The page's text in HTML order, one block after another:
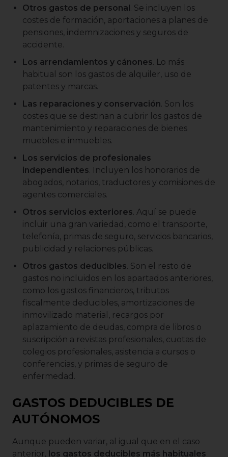
Otros gastos de personal. Se incluyen los
costes de formación, aportaciones a planes de
pensiones, indemnizaciones y seguros de
accidente.
Los arrendamientos y cánones. Lo más
habitual son los gastos de alquiler, uso de
patentes y marcas.
Las reparaciones y conservación. Son los
costes que se destinan a cubrir los gastos de
mantenimiento y reparaciones de bienes
muebles e inmuebles.
Los servicios de profesionales
independientes. Incluyen los honorarios de
abogados, notarios, traductores y comisiones de
agentes comerciales.
Otros servicios exteriores. Aquí se puede
incluir una gran variedad, como el transporte,
telefonía, primas de seguro, servicios bancarios,
publicidad y relaciones públicas.
Otros gastos deducibles. Son el resto de
gastos no incluidos en los apartados anteriores,
como los gastos financieros, tributos
fiscalmente deducibles, amortizaciones de
inmovilizado material, recargos por
aplazamiento de deudas, compra de libros o
suscripción a revistas profesionales, cuotas de
colegios profesionales, asistencia a cursos o
conferencias, y primas de seguro de
enfermedad.
GASTOS DEDUCIBLES DE
AUTÓNOMOS
Aunque pueden variar, al igual que en el caso
anterior, los gastos deducibles más habituales